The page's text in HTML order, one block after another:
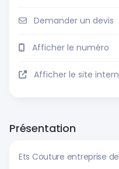
Demander un devis
Afficher le numéro
Afficher le site
Présentation
Ets Couture entreprise